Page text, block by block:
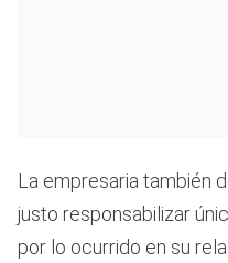
La empresaria también
justo responsabilizar
por lo ocurrido en su